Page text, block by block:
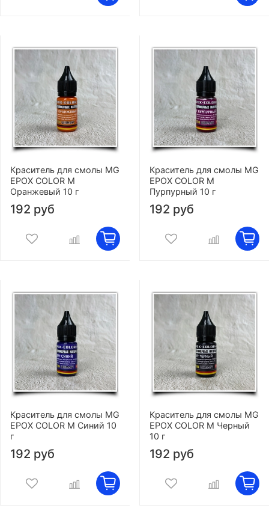
Краситель для смолы MG
EPOX COLOR M
Оранжевый 10 г
192 руб
Краситель для смолы MG
EPOX COLOR M
Пурпурный 10 г
192 руб
Краситель для смолы MG
EPOX COLOR M Синий 10
г
192 руб
Краситель для смолы MG
EPOX COLOR M Черный
10 г
192 руб